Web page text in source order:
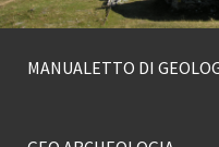
MANUALETTO DI